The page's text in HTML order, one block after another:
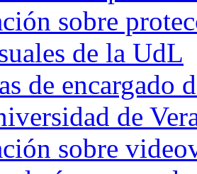
sobre
de la UdL
de encargado
de
sobre